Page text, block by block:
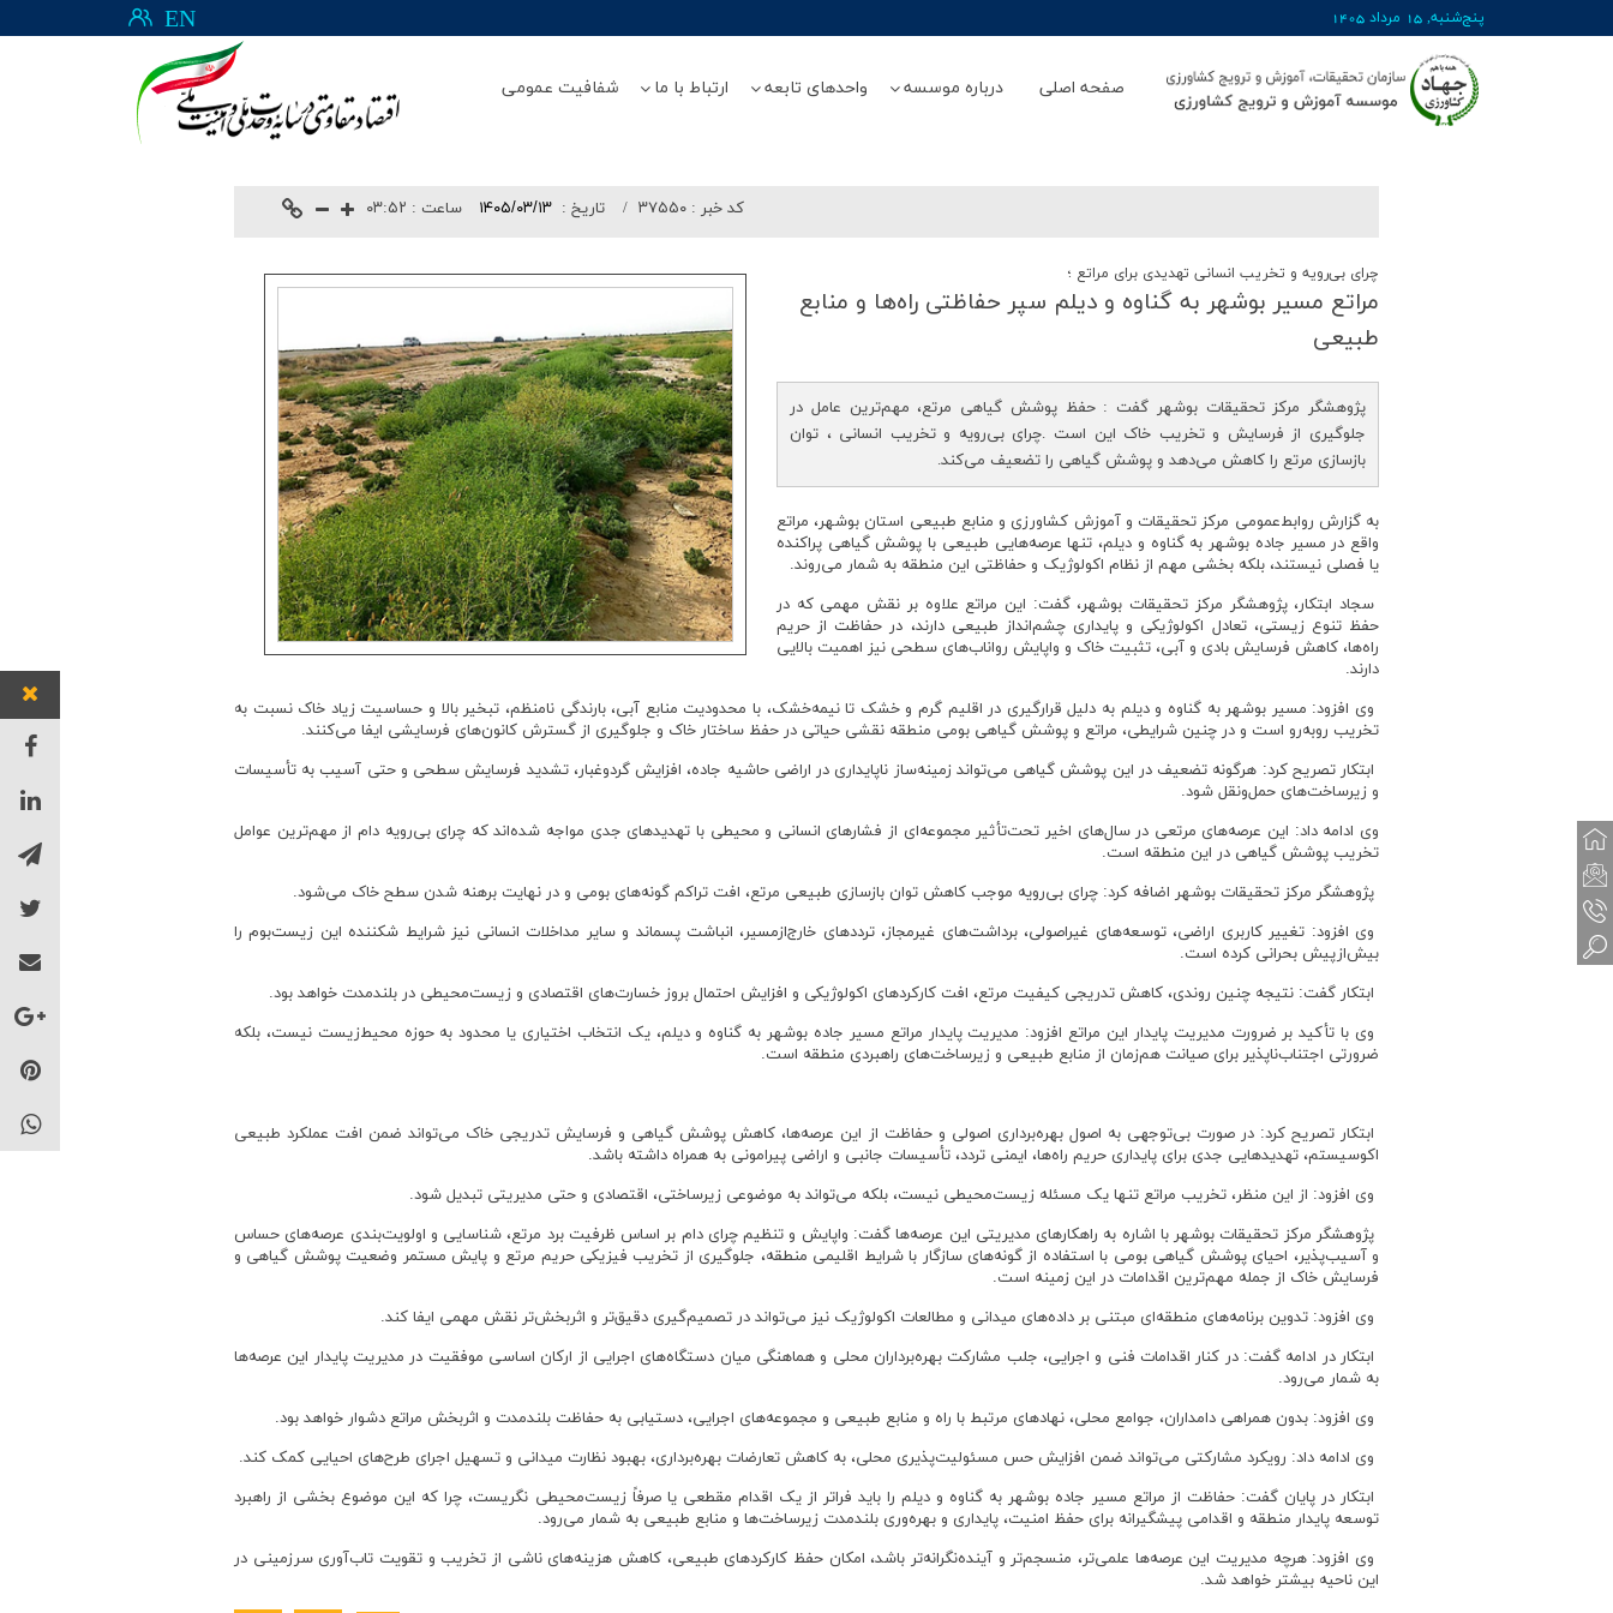
پنج‌شنبه, 15 مرداد 1405 EN
صفحه اصلی درباره موسسه واحدهای تابعه ارتباط با ما شفافیت عمومی
ساعت : ۰۳:۵۲ تاريخ : ۱۴۰۵/۰۳/۱۳ کد خبر : ۳۷۵۵۰
چرای بی‌رویه و تخریب انسانی تهدیدی برای مراتع ؛
مراتع مسیر بوشهر به گناوه و دیلم سپر حفاظتی راه‌ها و منابع
طبیعی
پژوهشگر مرکز تحقیقات بوشهر گفت : حفظ پوشش گیاهی مرتع، مهم‌ترین عامل در
جلوگیری از فرسایش و تخریب خاک این است .چرای بی‌رویه و تخریب انسانی ، توان
بازسازی مرتع را کاهش می‌دهد و پوشش گیاهی را تضعیف می‌کند.
به گزارش روابط‌عمومی مرکز تحقیقات و آموزش کشاورزی و منابع طبیعی استان بوشهر، مراتع
واقع در مسیر جاده بوشهر به گناوه و دیلم، تنها عرصه‌هایی طبیعی با پوشش گیاهی پراکنده
یا فصلی نیستند، بلکه بخشی مهم از نظام اکولوژیک و حفاظتی این منطقه به شمار می‌روند.
سجاد ابتکار، پژوهشگر مرکز تحقیقات بوشهر، گفت: این مراتع علاوه بر نقش مهمی که در
حفظ تنوع زیستی، تعادل اکولوژیکی و پایداری چشم‌انداز طبیعی دارند، در حفاظت از حریم
راه‌ها، کاهش فرسایش بادی و آبی، تثبیت خاک و واپایش رواناب‌های سطحی نیز اهمیت بالایی
دارند.
وی افزود: مسیر بوشهر به گناوه و دیلم به دلیل قرارگیری در اقلیم گرم و خشک تا نیمه‌خشک، با محدودیت منابع آبی، بارندگی نامنظم، تبخیر بالا و حساسیت زیاد خاک نسبت به
تخریب روبه‌رو است و در چنین شرایطی، مراتع و پوشش گیاهی بومی منطقه نقشی حیاتی در حفظ ساختار خاک و جلوگیری از گسترش کانون‌های فرسایشی ایفا می‌کنند.
ابتکار تصریح کرد: هرگونه تضعیف در این پوشش گیاهی می‌تواند زمینه‌ساز ناپایداری در اراضی حاشیه جاده، افزایش گردوغبار، تشدید فرسایش سطحی و حتی آسیب به تأسیسات
و زیرساخت‌های حمل‌ونقل شود.
وی ادامه داد: این عرصه‌های مرتعی در سال‌های اخیر تحت‌تأثیر مجموعه‌ای از فشارهای انسانی و محیطی با تهدیدهای جدی مواجه شده‌اند که چرای بی‌رویه دام از مهم‌ترین عوامل
تخریب پوشش گیاهی در این منطقه است.
پژوهشگر مرکز تحقیقات بوشهر اضافه کرد: چرای بی‌رویه موجب کاهش توان بازسازی طبیعی مرتع، افت تراکم گونه‌های بومی و در نهایت برهنه شدن سطح خاک می‌شود.
وی افزود: تغییر کاربری اراضی، توسعه‌های غیراصولی، برداشت‌های غیرمجاز، ترددهای خارج‌ازمسیر، انباشت پسماند و سایر مداخلات انسانی نیز شرایط شکننده این زیست‌بوم را
بیش‌ازپیش بحرانی کرده است.
ابتکار گفت: نتیجه چنین روندی، کاهش تدریجی کیفیت مرتع، افت کارکردهای اکولوژیکی و افزایش احتمال بروز خسارت‌های اقتصادی و زیست‌محیطی در بلندمدت خواهد بود.
وی با تأکید بر ضرورت مدیریت پایدار این مراتع افزود: مدیریت پایدار مراتع مسیر جاده بوشهر به گناوه و دیلم، یک انتخاب اختیاری یا محدود به حوزه محیط‌زیست نیست، بلکه
ضرورتی اجتناب‌ناپذیر برای صیانت هم‌زمان از منابع طبیعی و زیرساخت‌های راهبردی منطقه است.
ابتکار تصریح کرد: در صورت بی‌توجهی به اصول بهره‌برداری اصولی و حفاظت از این عرصه‌ها، کاهش پوشش گیاهی و فرسایش تدریجی خاک می‌تواند ضمن افت عملکرد طبیعی
اکوسیستم، تهدیدهایی جدی برای پایداری حریم راه‌ها، ایمنی تردد، تأسیسات جانبی و اراضی پیرامونی به همراه داشته باشد.
وی افزود: از این منظر، تخریب مراتع تنها یک مسئله زیست‌محیطی نیست، بلکه می‌تواند به موضوعی زیرساختی، اقتصادی و حتی مدیریتی تبدیل شود.
پژوهشگر مرکز تحقیقات بوشهر با اشاره به راهکارهای مدیریتی این عرصه‌ها گفت: واپایش و تنظیم چرای دام بر اساس ظرفیت برد مرتع، شناسایی و اولویت‌بندی عرصه‌های حساس
و آسیب‌پذیر، احیای پوشش گیاهی بومی با استفاده از گونه‌های سازگار با شرایط اقلیمی منطقه، جلوگیری از تخریب فیزیکی حریم مرتع و پایش مستمر وضعیت پوشش گیاهی و
فرسایش خاک از جمله مهم‌ترین اقدامات در این زمینه است.
وی افزود: تدوین برنامه‌های منطقه‌ای مبتنی بر داده‌های میدانی و مطالعات اکولوژیک نیز می‌تواند در تصمیم‌گیری دقیق‌تر و اثربخش‌تر نقش مهمی ایفا کند.
ابتکار در ادامه گفت: در کنار اقدامات فنی و اجرایی، جلب مشارکت بهره‌برداران محلی و هماهنگی میان دستگاه‌های اجرایی از ارکان اساسی موفقیت در مدیریت پایدار این عرصه‌ها
به شمار می‌رود.
وی افزود: بدون همراهی دامداران، جوامع محلی، نهادهای مرتبط با راه و منابع طبیعی و مجموعه‌های اجرایی، دستیابی به حفاظت بلندمدت و اثربخش مراتع دشوار خواهد بود.
وی ادامه داد: رویکرد مشارکتی می‌تواند ضمن افزایش حس مسئولیت‌پذیری محلی، به کاهش تعارضات بهره‌برداری، بهبود نظارت میدانی و تسهیل اجرای طرح‌های احیایی کمک کند.
ابتکار در پایان گفت: حفاظت از مراتع مسیر جاده بوشهر به گناوه و دیلم را باید فراتر از یک اقدام مقطعی یا صرفاً زیست‌محیطی نگریست، چرا که این موضوع بخشی از راهبرد
توسعه پایدار منطقه و اقدامی پیشگیرانه برای حفظ امنیت، پایداری و بهره‌وری بلندمدت زیرساخت‌ها و منابع طبیعی به شمار می‌رود.
وی افزود: هرچه مدیریت این عرصه‌ها علمی‌تر، منسجم‌تر و آینده‌نگرانه‌تر باشد، امکان حفظ کارکردهای طبیعی، کاهش هزینه‌های ناشی از تخریب و تقویت تاب‌آوری سرزمینی در
این ناحیه بیشتر خواهد شد.